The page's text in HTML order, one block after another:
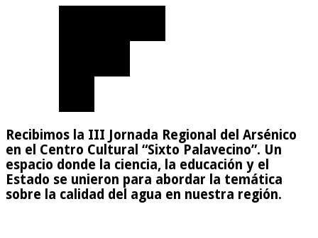
Recibimos la III Jornada Regional del Arsénico
en el Centro Cultural “Sixto Palavecino”. Un
espacio donde la ciencia, la educación y el
Estado se unieron para abordar la temática
sobre la calidad del agua en nuestra región.